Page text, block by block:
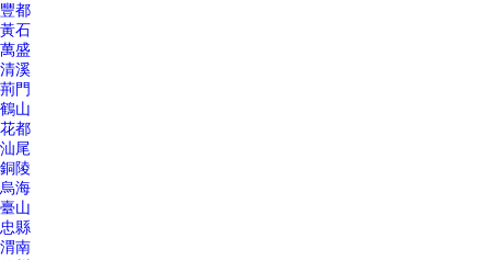
豐都
黃石
萬盛
清溪
荊門
鶴山
花都
汕尾
銅陵
烏海
臺山
忠縣
渭南